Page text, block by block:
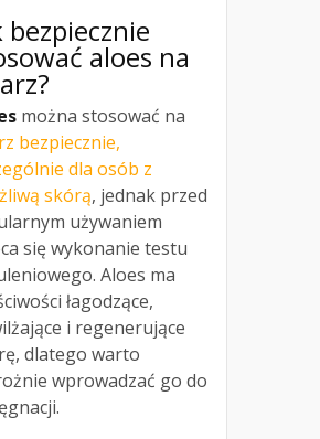
bezpiecznie
aloes na
można stosować na
bezpiecznie,
dla osób z
skórą, jednak przed
używaniem
się wykonanie testu
Aloes ma
łagodzące,
i regenerujące
dlatego warto
wprowadzać go do